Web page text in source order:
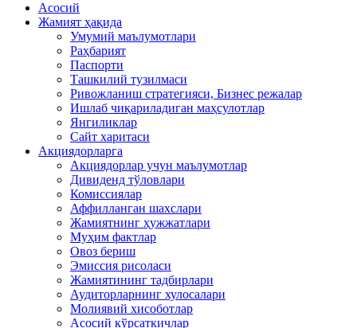
Асосий
Жамият ҳақида
Умумий маълумотлари
Раҳбарият
Паспорти
Ташкилий тузилмаси
Ривожланиш стратегияси, Бизнес режалар
Ишлаб чиқариладиган маҳсулотлар
Янгиликлар
Сайт харитаси
Акциядорларга
Акциядорлар учун маълумотлар
Дивиденд тўловлари
Комиссиялар
Аффилланган шахслари
Жамиятнинг ҳужжатлари
Муҳим фактлар
Овоз бериш
Эмиссия рисоласи
Жамиятининг тадбирлари
Аудиторларнинг хулосалари
Молиявий хисоботлар
Асосий кўрсаткичлар